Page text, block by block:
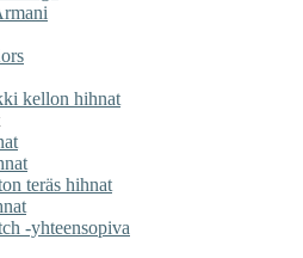
kellon hihnat
teräs hihnat
-yhteensopiva